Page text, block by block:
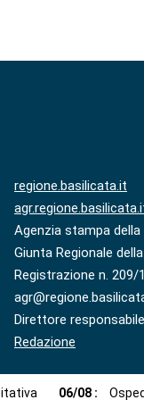
regione.basilicata.it
Agenzia stampa della
Giunta Regionale
Registrazione n. 209/
Direttore
Redazione
06/08 :